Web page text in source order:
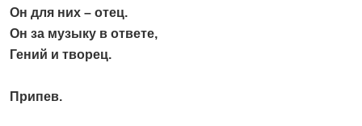
Он для них – отец.
Он за музыку в ответе,
Гений и творец.
Припев.